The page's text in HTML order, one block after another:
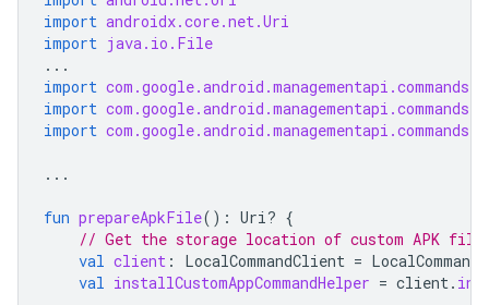
import androidx.core.net.Uri
import java.io.File
...
import
import
import
...
fun prepareApkFile(): Uri? {
// Get the storage location of custom APK files
val client : LocalCommandClient =
val installCustomAppCommandHelper = client.